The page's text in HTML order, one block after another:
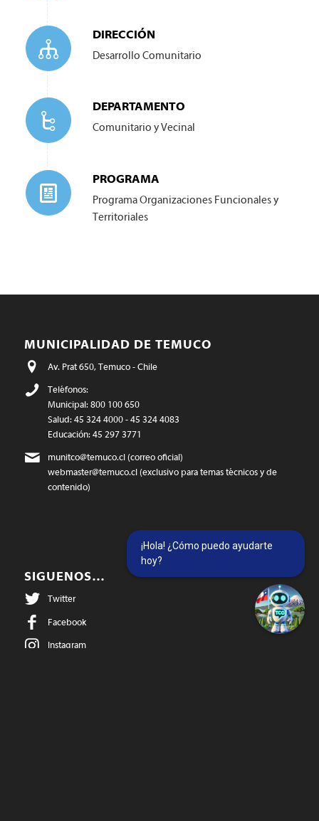
DIRECCIÓN
Desarrollo Comunitario
DEPARTAMENTO
Comunitario y Vecinal
PROGRAMA
Programa Organizaciones Funcionales y
Territoriales
MUNICIPALIDAD DE TEMUCO
Av. Prat 650, Temuco - Chile
Teléfonos:
Municipal: 800 100 650
Salud: 45 324 4000 - 45 324 4083
Educación: 45 297 3771
munitco@temuco.cl(correo oficial)
webmaster@temuco.cl(exclusivo para temas técnicos y de
contenido)
SIGUENOS…
Twitter
Facebook
Instagram
¡Hola! ¿Cómo puedo ayudarte
hoy?